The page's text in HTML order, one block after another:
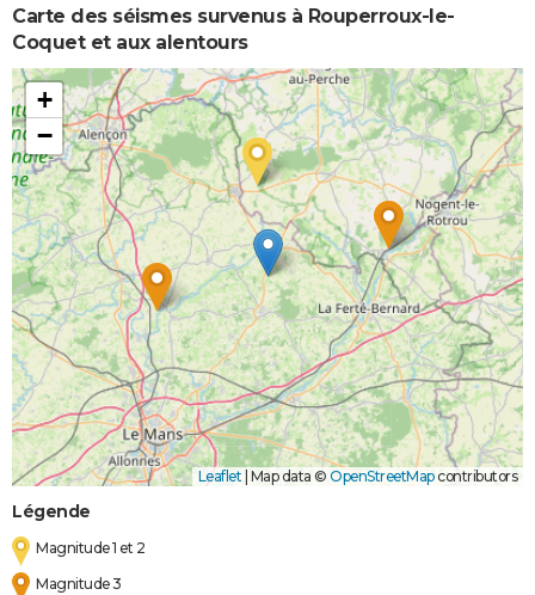
Carte des séismes survenus à Rouperroux-le-
Coquet et aux alentours
+
−
Leaflet Map data © OpenStreetMapcontributors
Légende
Magnitude 1 et 2
Magnitude 3